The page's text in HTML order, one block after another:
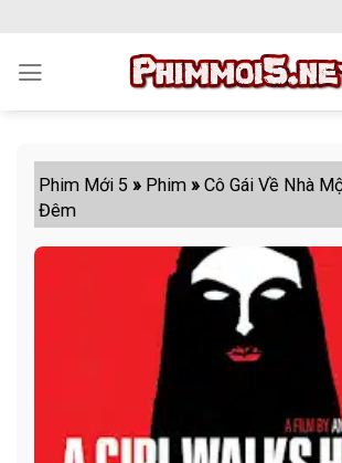
content
Phim Mới 5 » Phim »Cô Gái Về Nhà
Đêm